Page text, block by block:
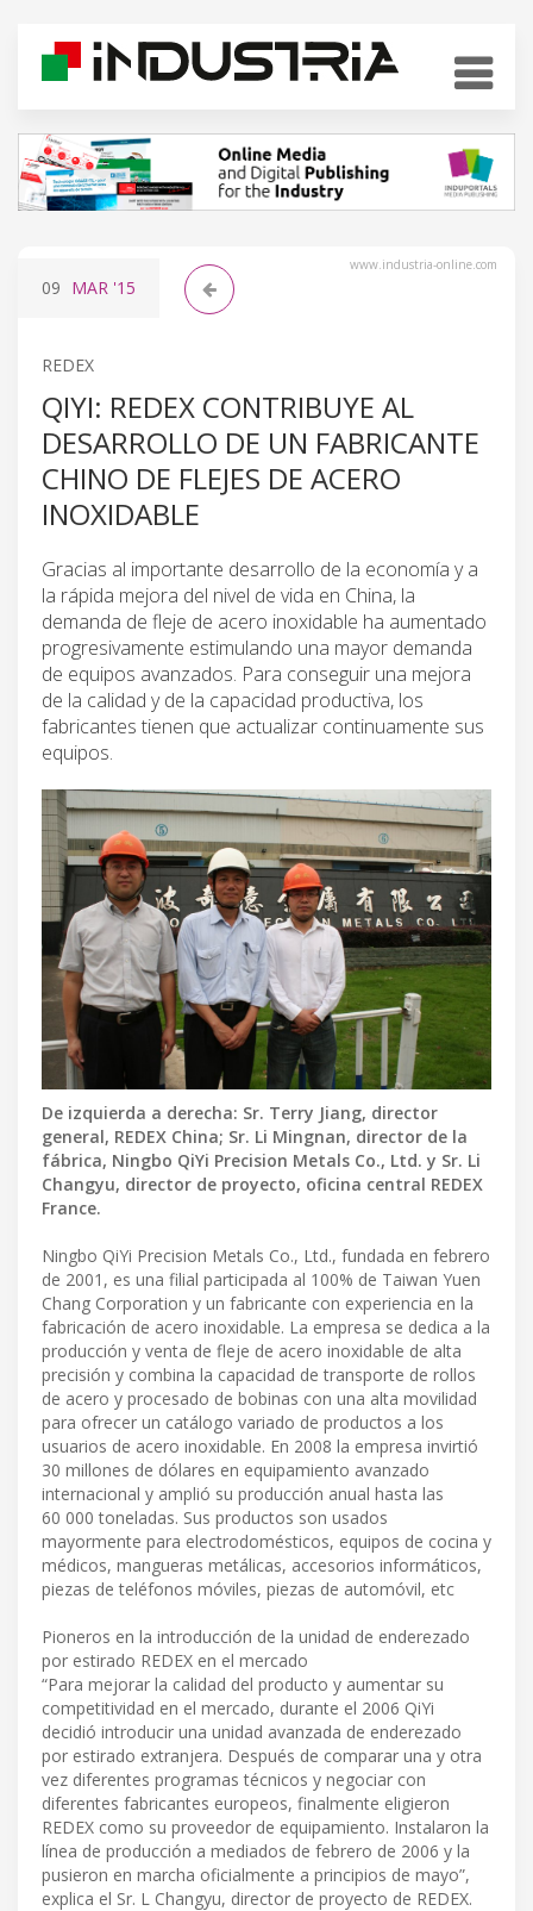
www.industria-online.com
09 MAR '15
REDEX
QIYI: REDEX CONTRIBUYE AL
DESARROLLO DE UN FABRICANTE
CHINO DE FLEJES DE ACERO
INOXIDABLE
Gracias al importante desarrollo de la economía y a
la rápida mejora del nivel de vida en China, la
demanda de fleje de acero inoxidable ha aumentado
progresivamente estimulando una mayor demanda
de equipos avanzados. Para conseguir una mejora
de la calidad y de la capacidad productiva, los
fabricantes tienen que actualizar continuamente sus
equipos.
De izquierda a derecha: Sr. Terry Jiang, director
general, REDEX China; Sr. Li Mingnan, director de la
fábrica, Ningbo QiYi Precision Metals Co., Ltd. y Sr. Li
Changyu, director de proyecto, oficina central REDEX
France.
Ningbo QiYi Precision Metals Co., Ltd., fundada en febrero
de 2001, es una filial participada al 100% de Taiwan Yuen
Chang Corporation y un fabricante con experiencia en la
fabricación de acero inoxidable. La empresa se dedica a la
producción y venta de fleje de acero inoxidable de alta
precisión y combina la capacidad de transporte de rollos
de acero y procesado de bobinas con una alta movilidad
para ofrecer un catálogo variado de productos a los
usuarios de acero inoxidable. En 2008 la empresa invirtió
30 millones de dólares en equipamiento avanzado
internacional y amplió su producción anual hasta las
60 000 toneladas. Sus productos son usados
mayormente para electrodomésticos, equipos de cocina y
médicos, mangueras metálicas, accesorios informáticos,
piezas de teléfonos móviles, piezas de automóvil, etc
Pioneros en la introducción de la unidad de enderezado
por estirado REDEX en el mercado
“Para mejorar la calidad del producto y aumentar su
competitividad en el mercado, durante el 2006 QiYi
decidió introducir una unidad avanzada de enderezado
por estirado extranjera. Después de comparar una y otra
vez diferentes programas técnicos y negociar con
diferentes fabricantes europeos, finalmente eligieron
REDEX como su proveedor de equipamiento. Instalaron la
línea de producción a mediados de febrero de 2006 y la
pusieron en marcha oficialmente a principios de mayo”,
explica el Sr. L Changyu, director de proyecto de REDEX.